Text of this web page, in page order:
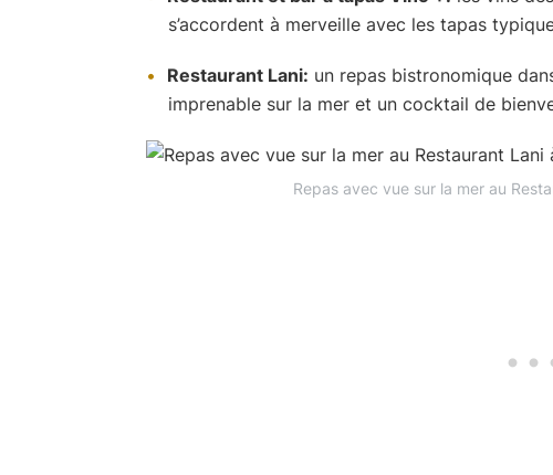
s’accordent à merveille avec les tapas
Restaurant Lani: un repas bistronomique
imprenable sur la mer et un cocktail de
Repas avec vue sur la mer au